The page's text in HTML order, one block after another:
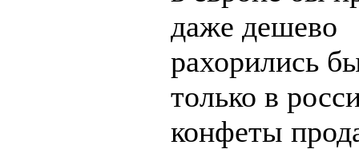
даже дешево
рахорились
только в
конфеты